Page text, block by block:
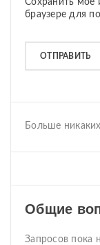
Сохранить моё
браузере для
Больше
Общие
Запросов пока